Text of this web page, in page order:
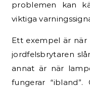
problemen kan
viktiga
Ett exempel är när
jordfelsbrytaren
annat är när
fungerar